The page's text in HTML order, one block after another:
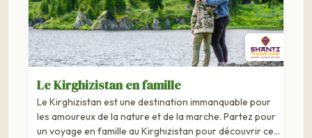
Le Kirghizistan en famille
Le Kirghizistan est une destination immanquable pour
les amoureux de la nature et de la marche. Partez pour
un voyage en famille au Kirghizistan pour découvrir ce